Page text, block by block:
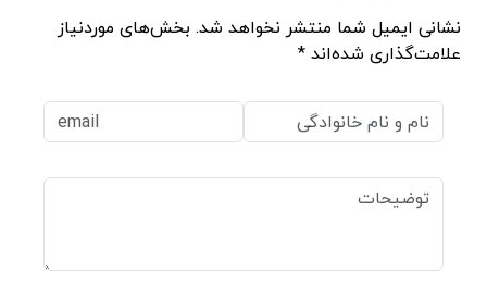
نشانی ایمیل شما منتشر نخواهد شد. بخش‌های موردنیاز
علامت‌گذاری شده‌اند *